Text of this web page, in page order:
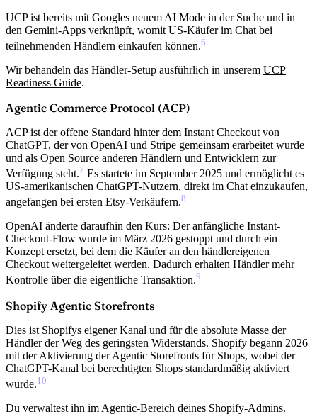
UCP ist bereits mit Googles neuem AI Mode in der Suche und in
den Gemini-Apps verknüpft, womit US-Käufer im Chat bei
teilnehmenden Händlern einkaufen können.6
Wir behandeln das Händler-Setup ausführlich in unserem UCP
Readiness Guide.
Agentic Commerce Protocol (ACP)
ACP ist der offene Standard hinter dem Instant Checkout von
ChatGPT, der von OpenAI und Stripe gemeinsam erarbeitet wurde
und als Open Source anderen Händlern und Entwicklern zur
Verfügung steht.7 Es startete im September 2025 und ermöglicht es
US-amerikanischen ChatGPT-Nutzern, direkt im Chat einzukaufen,
angefangen bei ersten Etsy-Verkäufern.8
OpenAI änderte daraufhin den Kurs: Der anfängliche Instant-
Checkout-Flow wurde im März 2026 gestoppt und durch ein
Konzept ersetzt, bei dem die Käufer an den händlereigenen
Checkout weitergeleitet werden. Dadurch erhalten Händler mehr
Kontrolle über die eigentliche Transaktion.9
Shopify Agentic Storefronts
Dies ist Shopifys eigener Kanal und für die absolute Masse der
Händler der Weg des geringsten Widerstands. Shopify begann 2026
mit der Aktivierung der Agentic Storefronts für Shops, wobei der
ChatGPT-Kanal bei berechtigten Shops standardmäßig aktiviert
wurde.10
Du verwaltest ihn im Agentic-Bereich deines Shopify-Admins.